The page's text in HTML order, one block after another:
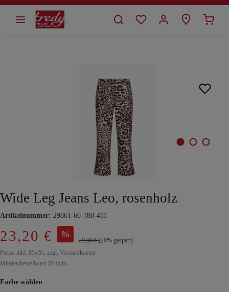
springen
Wide Leg Jeans Leo, rosenholz
Artikelnummer: 29861-60-180-411
23,20 € %
29,00 €(20% gespart)
Preise inkl. MwSt. zzgl. Versandkosten
Mindestbestellwert 10 Euro
Farbe wählen